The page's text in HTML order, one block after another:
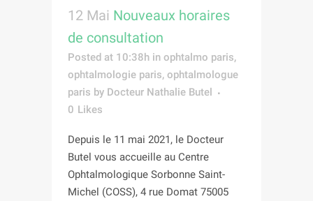
12 Mai Nouveaux horaires
de consultation
Posted at 10:38h in ophtalmo paris,
ophtalmologie paris, ophtalmologue
paris by Docteur Nathalie Butel
0 Likes
Depuis le 11 mai 2021, le Docteur
Butel vous accueille au Centre
Ophtalmologique Sorbonne Saint-
Michel (COSS), 4 rue Domat 75005